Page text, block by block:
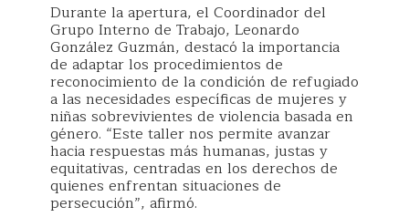
Durante la apertura, el Coordinador del
Grupo Interno de Trabajo, Leonardo
González Guzmán, destacó la importancia
de adaptar los procedimientos de
reconocimiento de la condición de refugiado
a las necesidades específicas de mujeres y
niñas sobrevivientes de violencia basada en
género. “Este taller nos permite avanzar
hacia respuestas más humanas, justas y
equitativas, centradas en los derechos de
quienes enfrentan situaciones de
persecución”, afirmó.